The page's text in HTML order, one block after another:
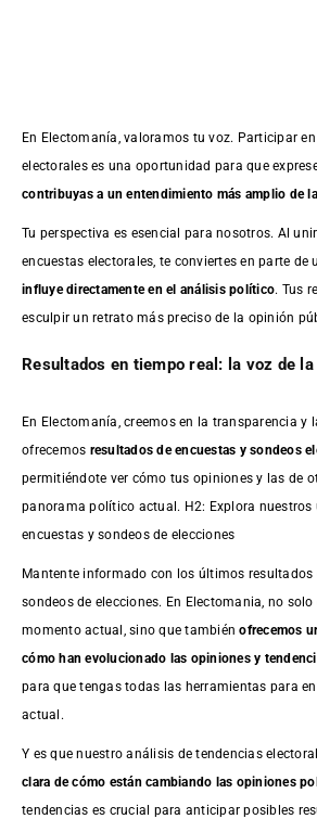
En Electomanía, valoramos tu voz. Participar
electorales es una oportunidad para que
contribuyas a un entendimiento más amplio de
Tu perspectiva es esencial para nosotros. Al
encuestas electorales, te conviertes en parte de
influye directamente en el análisis político. Tus
esculpir un retrato más preciso de la opinión
Resultados en tiempo real: la voz de
En Electomanía, creemos en la transparencia y
ofrecemos resultados deencuestas y sondeos
permitiéndote ver cómo tus opiniones y las de
panorama político actual. H2: Explora
encuestas y sondeos de elecciones
Mantente informado con los últimos resultados
sondeos de elecciones. En Electomania, no
momento actual, sino que tambiénofrecemos
cómo han evolucionado las opiniones y
para que tengas todas las herramientas para
actual.
Y es que nuestro análisis de tendencias
clara de cómo están cambiando las opiniones
tendencias es crucial para anticipar posibles